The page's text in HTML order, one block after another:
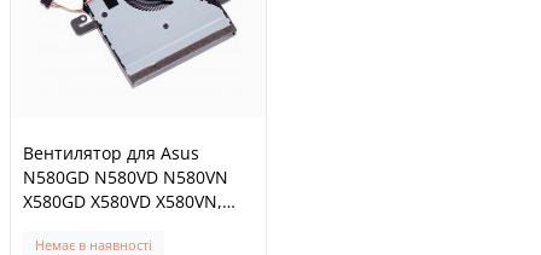
Вентилятор для Asus
N580GD N580VD N580VN
X580GD X580VD X580VN,
13NB0FL0P05211, 13N1-
Немає в наявності